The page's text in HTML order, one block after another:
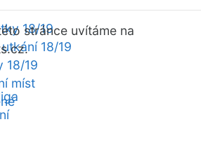
18/19
18/19
18/19
míst
stránce uvítáme na